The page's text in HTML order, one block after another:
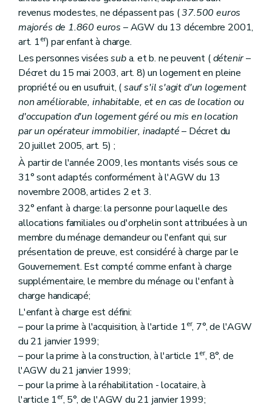
Art. 186
Chapitre V Des pouvoirs locaux
Art. 187
Art. 188
Art. 189
Art. 190
Chapitre VI Des organismes à finalité sociale
Section première Dispositions communes
Art. 191
Art. 192
Section 2 Des dispositions spécifiques aux agences immobilières sociales
Art. 193
Art. 194
Section 3 (Des dispositions spécifiques aux régies des quartiers
Art. 195
Art. 196
Art. 197
Section 4 Des dispositions spécifiques aux associations de promotion du logement
Art. 198
Art. 199
Chapitre VII (Du Conseil supérieur du logement
Art. 200
Titre IV (Dispositions administratives et pénales
Art. 200bis
Art. 200ter
Art. 201
Art. 202
Art. 202bis
Titre V Dispositions finales
Art. 203
Art. 204
Art. 205
Art. 206
Art. 207
revenus modestes, ne dépassent pas (37.500 euros
majorés de 1.860 euros – AGW du 13 décembre 2001,
art. 1er) par enfant à charge.
Les personnes viséessuba. et b. ne peuvent (détenir–
Décret du 15 mai 2003, art. 8) un logement en pleine
propriété ou en usufruit, (sauf s'il s'agit d'un logement
non améliorable, inhabitable, et en cas de location ou
d'occupation d'un logement géré ou mis en location
par un opérateur immobilier, inadapté– Décret du
20 juillet 2005, art. 5) ;
À partir de l'année 2009, les montants visés sous ce
31° sont adaptés conformément à l'AGW du 13
novembre 2008, articles 2 et 3.
32° enfant à charge: la personne pour laquelle des
allocations familiales ou d'orphelin sont attribuées à un
membre du ménage demandeur ou l'enfant qui, sur
présentation de preuve, est considéré à charge par le
Gouvernement. Est compté comme enfant à charge
supplémentaire, le membre du ménage ou l'enfant à
charge handicapé;
L'enfant à charge est défini:
– pour la prime à l'acquisition, à l'article 1er, 7°, de l'AGW
du 21 janvier 1999;
– pour la prime à la construction, à l'article 1er, 8°, de
l'AGW du 21 janvier 1999;
– pour la prime à la réhabilitation - locataire, à
l'article 1er, 5°, de l'AGW du 21 janvier 1999;